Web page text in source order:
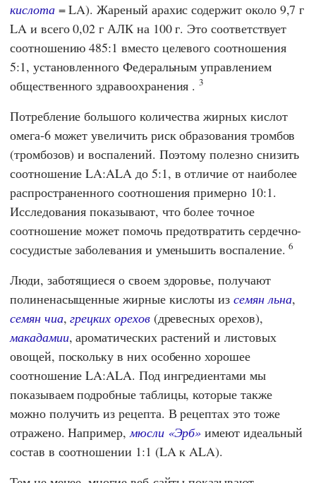
кислота= LA). Жареный арахис содержит около 9,7 г
LA и всего 0,02 г АЛК на 100 г. Это соответствует
соотношению 485:1 вместо целевого соотношения
5:1, установленного Федеральным управлением
общественного здравоохранения .3
Потребление большого количества жирных кислот
омега-6 может увеличить риск образования тромбов
(тромбозов) и воспалений. Поэтому полезно снизить
соотношение LA:ALA до 5:1, в отличие от наиболее
распространенного соотношения примерно 10:1.
Исследования показывают, что более точное
соотношение может помочь предотвратить сердечно-
сосудистые заболевания и уменьшить воспаление.6
Люди, заботящиеся о своем здоровье, получают
полиненасыщенные жирные кислоты изсемян льна,
семян чиа,грецких орехов(древесных орехов),
макадамии, ароматических растений и листовых
овощей, поскольку в них особенно хорошее
соотношение LA:ALA. Под ингредиентами мы
показываем подробные таблицы, которые также
можно получить из рецепта. В рецептах это тоже
отражено. Например,мюсли «Эрб» имеют идеальный
состав в соотношении 1:1 (LA к ALA).